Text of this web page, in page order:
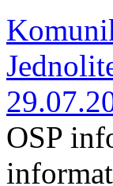
OSP